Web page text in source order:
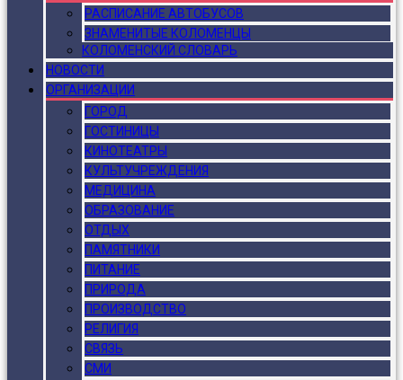
РАСПИСАНИЕ АВТОБУСОВ
ЗНАМЕНИТЫЕ КОЛОМЕНЦЫ
КОЛОМЕНСКИЙ СЛОВАРЬ
НОВОСТИ
ОРГАНИЗАЦИИ
ГОРОД
ГОСТИНИЦЫ
КИНОТЕАТРЫ
КУЛЬТУЧРЕЖДЕНИЯ
МЕДИЦИНА
ОБРАЗОВАНИЕ
ОТДЫХ
ПАМЯТНИКИ
ПИТАНИЕ
ПРИРОДА
ПРОИЗВОДСТВО
РЕЛИГИЯ
СВЯЗЬ
СМИ